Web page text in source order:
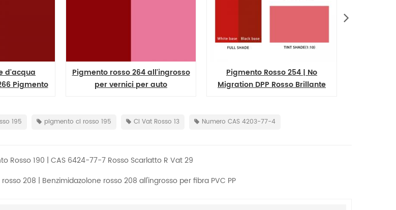
d'acqua
Pigmento
Pigmento rosso 264 all'ingrosso
per vernici per auto
Pigmento Rosso 254 | No
Migration DPP Rosso Brillante
195 pigmento ci rosso 195 CI Vat Rosso 13 Numero CAS 4203-77-4
Rosso 190 | CAS 6424-77-7 Rosso Scarlatto R Vat 29
208 | Benzimidazolone rosso 208 all'ingrosso per fibra PVC PP